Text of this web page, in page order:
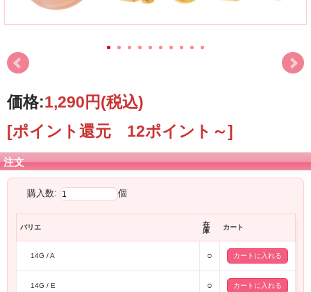
価格:1,290円(税込)
[ポイント還元 12ポイント～]
注文
購入数: 個
バリエ
在
庫
カート
14G / A ○
14G / E ○